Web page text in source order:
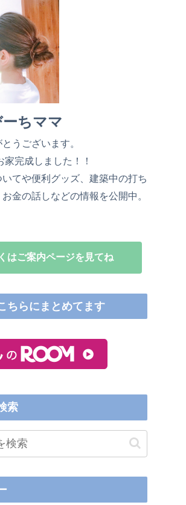
ちママ
うございます。
家完成しました！！
てや便利グッズ、建築中の打ち
金の話しなどの情報を公開中。
はご案内ページを見てね
ちらにまとめてます
索